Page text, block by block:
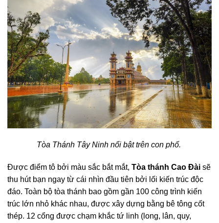
Tòa Thánh Tây Ninh nổi bật trên con phố.
Được điểm tô bởi màu sắc bắt mắt, Tòa thánh Cao Đài sẽ
thu hút bạn ngay từ cái nhìn đầu tiên bởi lối kiến ​​trúc độc
đáo. Toàn bộ tòa thánh bao gồm gần 100 công trình kiến ​​
trúc lớn nhỏ khác nhau, được xây dựng bằng bê tông cốt
thép. 12 cổng được chạm khắc tứ linh (long, lân, quy,